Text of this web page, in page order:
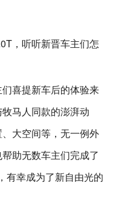
喜提新车后的体验来
马人同款的澎湃动
大空间等，无一例外
助无数车主们完成了
有幸成为了新自由光的